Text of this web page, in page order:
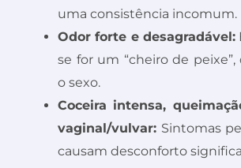
uma consistência incomum.
Odor forte e desagradável:
se for um “cheiro de
o sexo.
Coceira intensa,
vaginal/vulvar: Sintomas
causam desconforto